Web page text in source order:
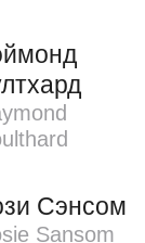
Сэнсом
Sansom